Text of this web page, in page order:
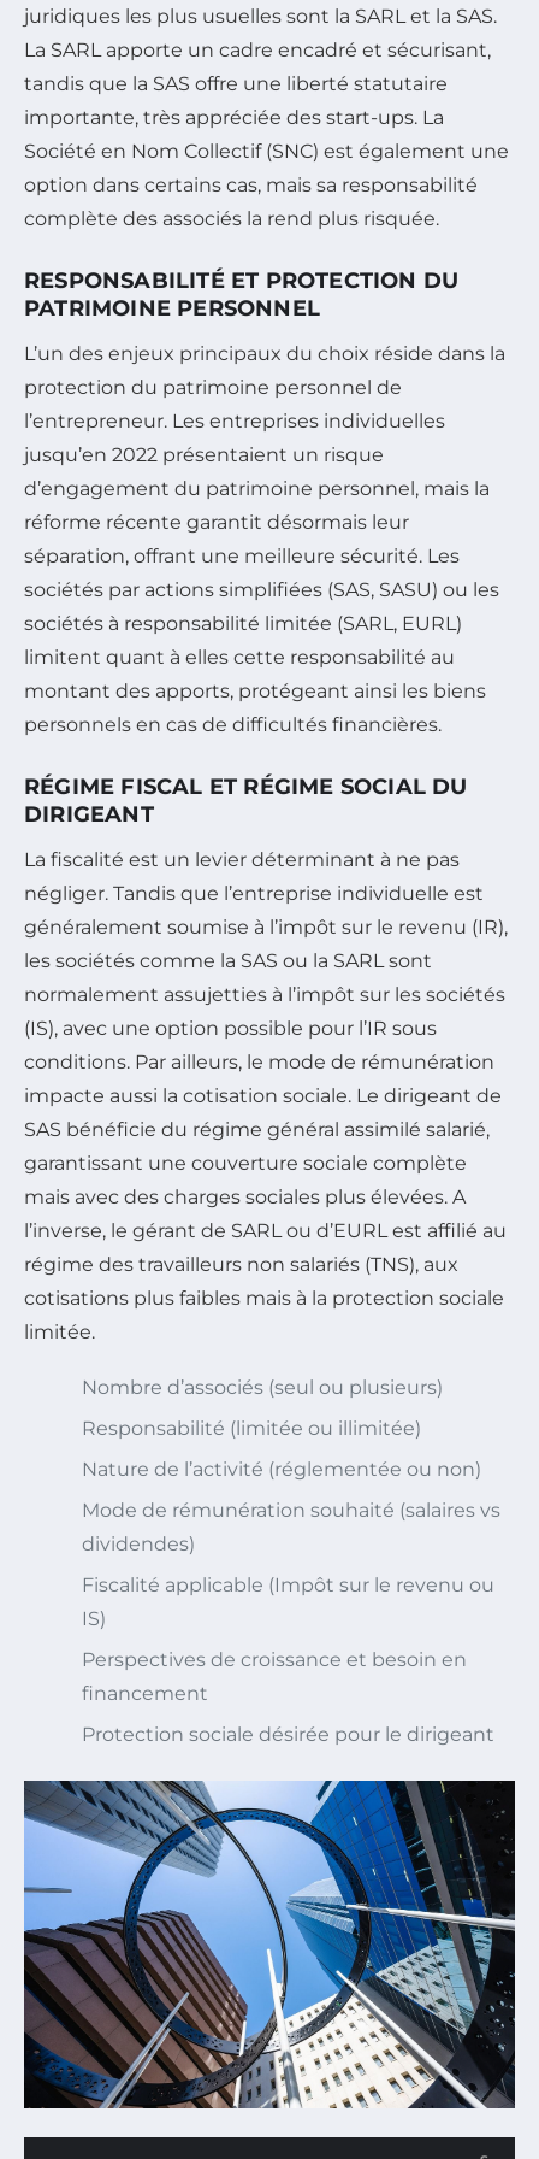
juridiques les plus usuelles sont la SARL et la SAS.
La SARL apporte un cadre encadré et sécurisant,
tandis que la SAS offre une liberté statutaire
importante, très appréciée des start-ups. La
Société en Nom Collectif (SNC) est également une
option dans certains cas, mais sa responsabilité
complète des associés la rend plus risquée.
RESPONSABILITÉ ET PROTECTION DU
PATRIMOINE PERSONNEL
L’un des enjeux principaux du choix réside dans la
protection du patrimoine personnel de
l’entrepreneur. Les entreprises individuelles
jusqu’en 2022 présentaient un risque
d’engagement du patrimoine personnel, mais la
réforme récente garantit désormais leur
séparation, offrant une meilleure sécurité. Les
sociétés par actions simplifiées (SAS, SASU) ou les
sociétés à responsabilité limitée (SARL, EURL)
limitent quant à elles cette responsabilité au
montant des apports, protégeant ainsi les biens
personnels en cas de difficultés financières.
RÉGIME FISCAL ET RÉGIME SOCIAL DU
DIRIGEANT
La fiscalité est un levier déterminant à ne pas
négliger. Tandis que l’entreprise individuelle est
généralement soumise à l’impôt sur le revenu (IR),
les sociétés comme la SAS ou la SARL sont
normalement assujetties à l’impôt sur les sociétés
(IS), avec une option possible pour l’IR sous
conditions. Par ailleurs, le mode de rémunération
impacte aussi la cotisation sociale. Le dirigeant de
SAS bénéficie du régime général assimilé salarié,
garantissant une couverture sociale complète
mais avec des charges sociales plus élevées. A
l’inverse, le gérant de SARL ou d’EURL est affilié au
régime des travailleurs non salariés (TNS), aux
cotisations plus faibles mais à la protection sociale
limitée.
Nombre d’associés (seul ou plusieurs)
Responsabilité (limitée ou illimitée)
Nature de l’activité (réglementée ou non)
Mode de rémunération souhaité (salaires vs
dividendes)
Fiscalité applicable (Impôt sur le revenu ou
IS)
Perspectives de croissance et besoin en
financement
Protection sociale désirée pour le dirigeant